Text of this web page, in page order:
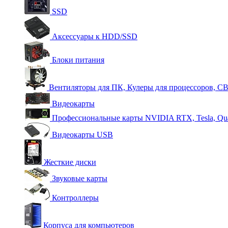
SSD
Аксессуары к HDD/SSD
Блоки питания
Вентиляторы для ПК, Кулеры для процессоров,
Видеокарты
Профессиональные карты NVIDIA RTX, Tesla,
Видеокарты USB
Жесткие диски
Звуковые карты
Контроллеры
Корпуса для компьютеров